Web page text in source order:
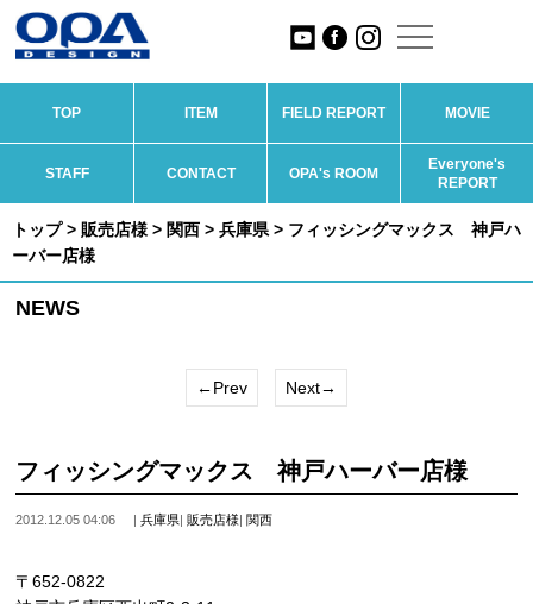
TOP ITEM FIELD REPORT MOVIE
STAFF CONTACT OPA's ROOM
Everyone's
REPORT
トップ> 販売店様 > 関西 > 兵庫県 > フィッシングマックス 神戸ハ
ーバー店様
NEWS
←Prev Next→
フィッシングマックス 神戸ハーバー店様
2012.12.05 04:06 |兵庫県|販売店様|関西
〒652-0822